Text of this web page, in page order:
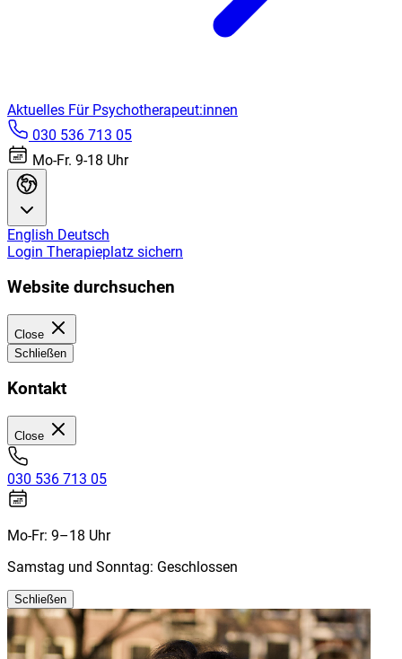
Aktuelles Für Psychotherapeut:innen
030 536 713 05
Mo-Fr. 9-18 Uhr
English Deutsch
Login Therapieplatz sichern
Website durchsuchen
Close
Schließen
Kontakt
Close
030 536 713 05
Mo-Fr: 9–18 Uhr
Samstag und Sonntag: Geschlossen
Schließen